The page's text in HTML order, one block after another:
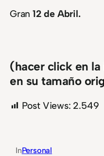
Gran12 de Abril.
(hacer click en
en su tamaño
Post Views: 2.549
InPersonal